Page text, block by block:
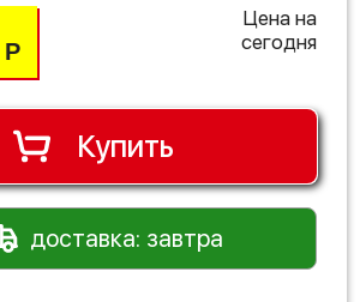
Р
Цена на
сегодня
Купить
доставка: завтра